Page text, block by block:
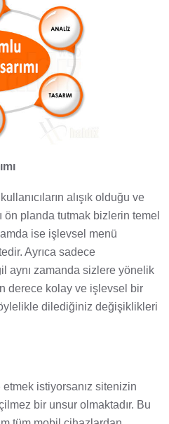
alışık olduğu ve
ön planda tutmak bizlerin temel
ise işlevsel menü
Ayrıca sadece
aynı zamanda sizlere yönelik
derece kolay ve işlevsel bir
dilediğiniz değişiklikleri
etmek istiyorsanız sitenizin
bir unsur olmaktadır. Bu